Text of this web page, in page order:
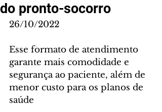
do pronto-socorro
26/10/2022
Esse formato de atendimento
garante mais comodidade e
segurança ao paciente, além de
menor custo para os planos de
saúde